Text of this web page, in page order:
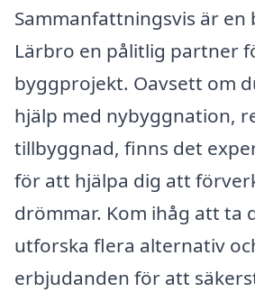
Sammanfattningsvis är
Lärbro en pålitlig partner
byggprojekt. Oavsett om
hjälp med nybyggnation,
tillbyggnad, finns det
för att hjälpa dig att
drömmar. Kom ihåg att ta
utforska flera alternativ
erbjudanden för att